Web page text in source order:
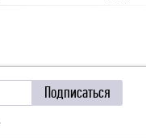
Подписаться